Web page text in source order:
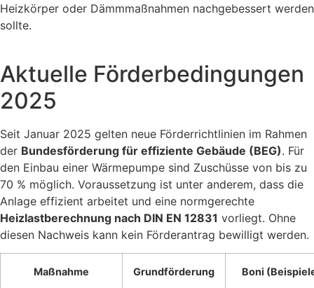
Heizkörper oder Dämmmaßnahmen nachgebessert werden
sollte.
Aktuelle Förderbedingungen
2025
Seit Januar 2025 gelten neue Förderrichtlinien im Rahmen
der Bundesförderung für effiziente Gebäude (BEG). Für
den Einbau einer Wärmepumpe sind Zuschüsse von bis zu
70 % möglich. Voraussetzung ist unter anderem, dass die
Anlage effizient arbeitet und eine normgerechte
Heizlastberechnung nach DIN EN 12831 vorliegt. Ohne
diesen Nachweis kann kein Förderantrag bewilligt werden.
Maßnahme Grundförderung Boni